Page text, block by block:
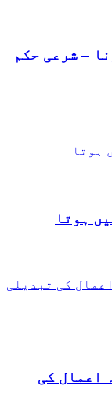
– شرعی حکم
ہوتا
اعمال کی